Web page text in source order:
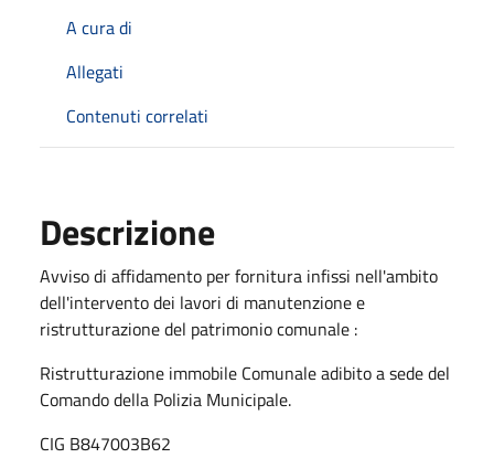
A cura di
Allegati
Contenuti correlati
Descrizione
Avviso di affidamento per fornitura infissi nell'ambito
dell'intervento dei lavori di manutenzione e
ristrutturazione del patrimonio comunale :
Ristrutturazione immobile Comunale adibito a sede del
Comando della Polizia Municipale.
CIG B847003B62